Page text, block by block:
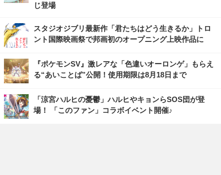
じ登場
スタジオジブリ最新作「君たちはどう生きるか」トロ
ント国際映画祭で邦画初のオープニング上映作品に
『ポケモンSV』激レアな「色違いオーロンゲ」もらえ
る“あいことば”公開！使用期限は8月18日まで
「涼宮ハルヒの憂鬱」ハルヒやキョンらSOS団が登
場！ 「このファン」コラボイベント開催♪